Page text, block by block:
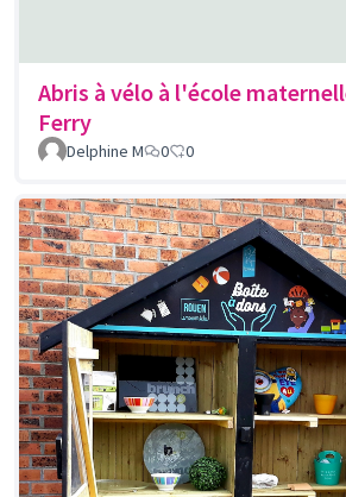
Abris à vélo à l'école
Ferry
Delphine M 0 0